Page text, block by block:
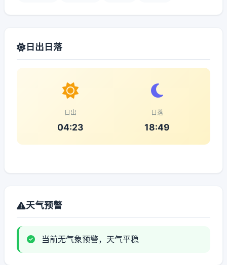
日出日落
日出
04:23
日落
18:49
天气预警
当前无气象预警，天气平稳